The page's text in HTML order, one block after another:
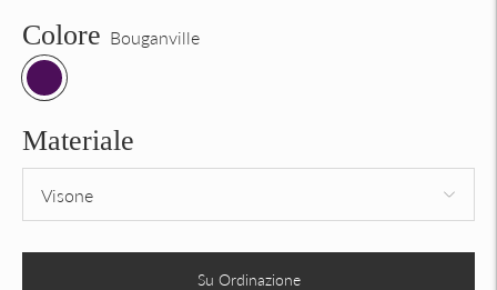
Colore Bouganville
Materiale
Su Ordinazione